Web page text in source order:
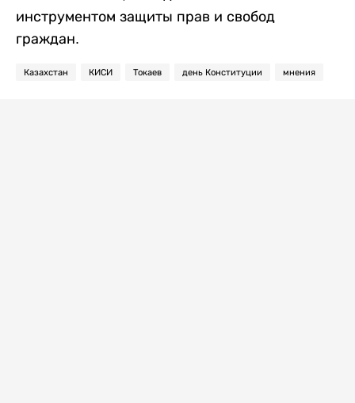
инструментом защиты прав и свобод
граждан.
Казахстан КИСИ Токаев день Конституции мнения